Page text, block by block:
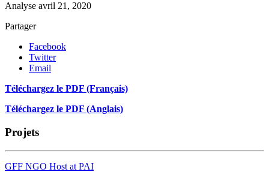
Analyse avril 21, 2020
Partager
Facebook
Twitter
Email
Téléchargez le PDF (Français)
Téléchargez le PDF (Anglais)
Projets
GFF NGO Host at PAI